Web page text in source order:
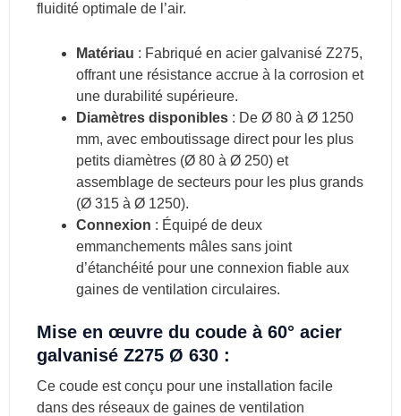
fluidité optimale de l’air.
Matériau : Fabriqué en acier galvanisé Z275,
offrant une résistance accrue à la corrosion et
une durabilité supérieure.
Diamètres disponibles: De Ø 80 à Ø 1250
mm, avec emboutissage direct pour les plus
petits diamètres (Ø 80 à Ø 250) et
assemblage de secteurs pour les plus grands
(Ø 315 à Ø 1250).
Connexion : Équipé de deux
emmanchements mâles sans joint
d’étanchéité pour une connexion fiable aux
gaines de ventilation circulaires.
Mise en œuvre du coude à 60° acier
galvanisé Z275 Ø 630 :
Ce coude est conçu pour une installation facile
dans des réseaux de gaines de ventilation